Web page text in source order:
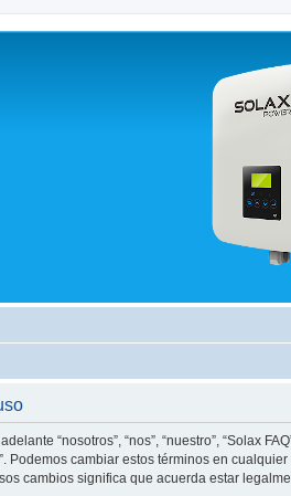
solares Solax y temas relacionados.
“nosotros”, “nos”, “nuestro”, “Solax
Podemos cambiar estos términos en
cambios significa que acuerda estar